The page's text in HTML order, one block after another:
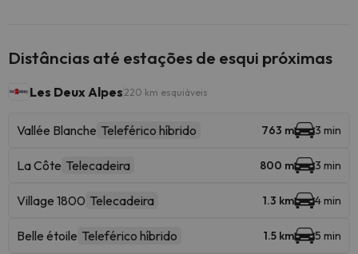
Distâncias até estações de esqui próximas
Les Deux Alpes 220 km esquiáveis
Vallée Blanche Teleférico híbrido 763 m 3 min
La Côte Telecadeira 800 m 3 min
Village 1800 Telecadeira 1.3 km 4 min
Belle étoile Teleférico híbrido 1.5 km 5 min